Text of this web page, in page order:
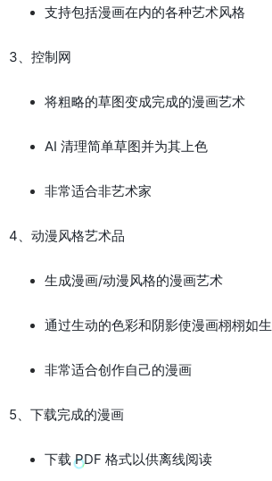
支持包括漫画在内的各种艺术风格
3、控制网
将粗略的草图变成完成的漫画艺术
AI 清理简单草图并为其上色
非常适合非艺术家
4、动漫风格艺术品
生成漫画/动漫风格的漫画艺术
通过生动的色彩和阴影使漫画栩栩如生
非常适合创作自己的漫画
5、下载完成的漫画
下载 PDF 格式以供离线阅读